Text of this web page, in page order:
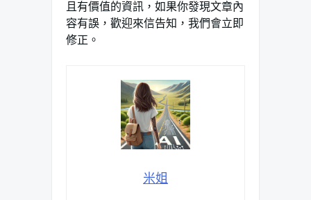
且有價值的資訊，如果你發現文章內
容有誤，歡迎來信告知，我們會立即
修正。
米姐